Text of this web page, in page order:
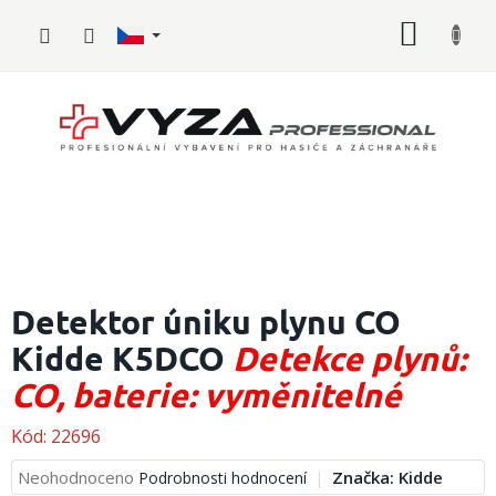
Požární
sport
Zdravotnické
vybavení
Oblečení,
Detektor úniku plynu CO
Kidde K5DCO Detekce plynů:
CO, baterie: vyměnitelné
Kód: 22696
Průměrné
Neohodnoceno Podrobnosti hodnocení Značka: Kidde